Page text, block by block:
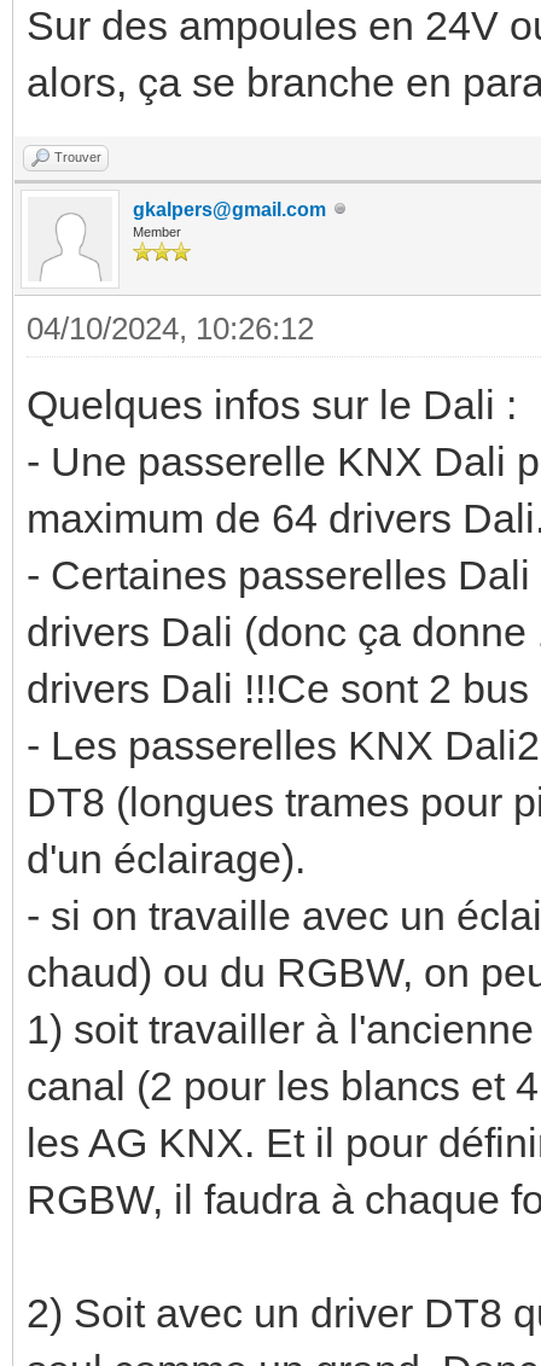
Sur des ampoules en 24V
alors, ça se branche en
Trouver
gkalpers@gmail.com
Member
04/10/2024, 10:26:12
Quelques infos sur le Dali :
- Une passerelle KNX Dali
maximum de 64 drivers
- Certaines passerelles
drivers Dali (donc ça
drivers Dali !!!Ce sont 2
- Les passerelles KNX
DT8 (longues trames pour
d'un éclairage).
- si on travaille avec un
chaud) ou du RGBW, on
1) soit travailler à
canal (2 pour les blancs et
les AG KNX. Et il pour
RGBW, il faudra à chaque
2) Soit avec un driver DT8